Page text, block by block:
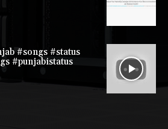
#songs #status
#punjabistatus